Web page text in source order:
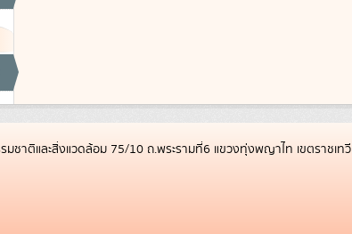
ชาติและสิ่งแวดล้อม 75/10 ถ.พระรามที่6 แขวงทุ่งพญาไท เขตราชเทวี